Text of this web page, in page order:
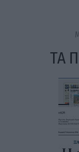
ΤΑ